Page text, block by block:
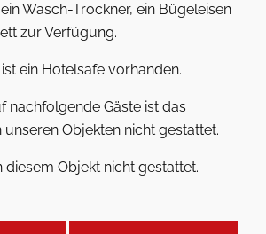
Wasch-Trockner, ein Bügeleisen
zur Verfügung.
ein Hotelsafe vorhanden.
nachfolgende Gäste ist das
unseren Objekten nicht gestattet.
diesem Objekt nicht gestattet.